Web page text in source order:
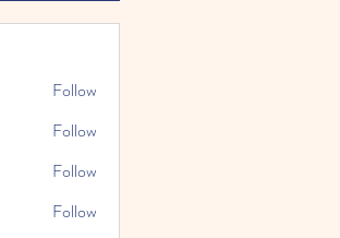
Follow
Follow
Follow
Follow